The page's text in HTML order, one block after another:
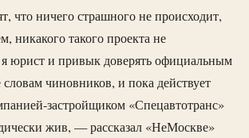
что ничего страшного не происходит,
никакого такого проекта не
юрист и привык доверять официальным
чиновников, и пока действует
застройщиком «Спецавтотранс»
жив, — рассказал «НеМоскве»